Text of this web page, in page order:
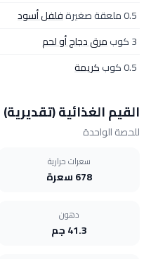
0.5 ملعقة صغيرة
فلفل أسود
3 كوب
مرق دجاج أو لحم
0.5 كوب
كريمة
القيم الغذائية (تقديرية)
للحصة الواحدة
سعرات حرارية
678 سعرة
دهون
41.3 جم